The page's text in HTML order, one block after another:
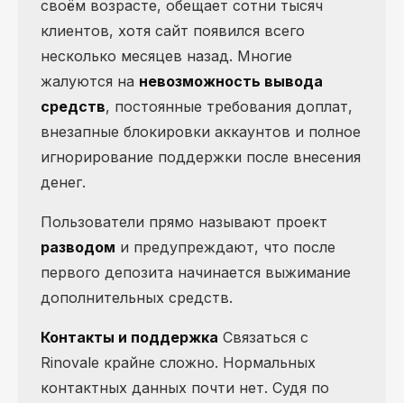
своём возрасте, обещает сотни тысяч
клиентов, хотя сайт появился всего
несколько месяцев назад. Многие
жалуются на невозможность вывода
средств, постоянные требования доплат,
внезапные блокировки аккаунтов и полное
игнорирование поддержки после внесения
денег.
Пользователи прямо называют проект
разводом и предупреждают, что после
первого депозита начинается выжимание
дополнительных средств.
Контакты и поддержка Связаться с
Rinovale крайне сложно. Нормальных
контактных данных почти нет. Судя по